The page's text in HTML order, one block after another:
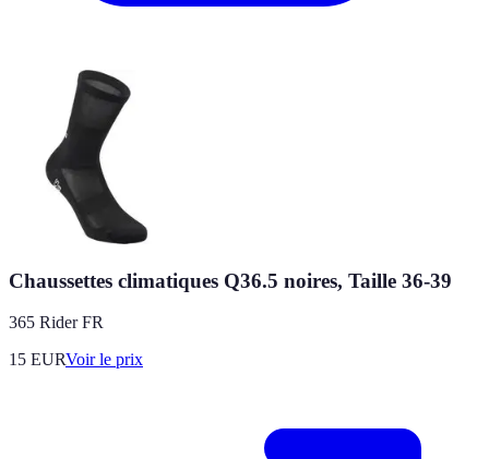
Chaussettes climatiques Q36.5 noires, Taille 36-39
365 Rider FR
15 EURVoir le prix